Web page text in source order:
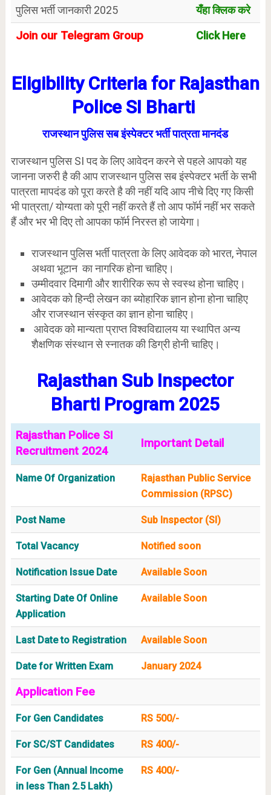
पुलिस भर्ती जानकारी 2025
यँहा क्लिक करे
Join our Telegram Group Click Here
Eligibility Criteria for Rajasthan
Police SI Bharti
राजस्थान पुलिस सब इंस्पेक्टर भर्ती पात्रता मानदंड
राजस्थान पुलिस SI पद के लिए आवेदन करने से पहले आपको यह
जानना जरुरी है की आप राजस्थान पुलिस सब इंस्पेक्टर भर्ती के सभी
पात्रता मापदंड को पूरा करते है की नहीं यदि आप नीचे दिए गए किसी
भी पात्रता/ योग्यता को पूरी नहीं करते हैं तो आप फॉर्म नहीं भर सकते
हैं और भर भी दिए तो आपका फॉर्म निरस्त हो जायेगा।
राजस्थान पुलिस भर्ती पात्रता के लिए आवेदक को भारत, नेपाल
अथवा भूटान का नागरिक होना चाहिए।
उम्मीदवार दिमागी और शारीरिक रूप से स्वस्थ होना चाहिए।
आवेदक को हिन्दी लेखन का ब्योहारिक ज्ञान होना होना चाहिए
और राजस्थान संस्कृत का ज्ञान होना चाहिए।
आवेदक को मान्यता प्राप्त विश्वविद्यालय या स्थापित अन्य
शैक्षणिक संस्थान से स्नातक की डिग्री होनी चाहिए।
Rajasthan Sub Inspector
Bharti Program 2025
Rajasthan Police SI
Recruitment 2024
Important Detail
Name Of Organization
Rajasthan Public Service
Commission (RPSC)
Post Name Sub Inspector (SI)
Total Vacancy Notified soon
Notification Issue Date Available Soon
Starting Date Of Online
Application
Available Soon
Last Date to Registration Available Soon
Date for Written Exam January 2024
Application Fee
For Gen Candidates RS 500/-
For SC/ST Candidates RS 400/-
For Gen (Annual Income
in less Than 2.5 Lakh)
RS 400/-